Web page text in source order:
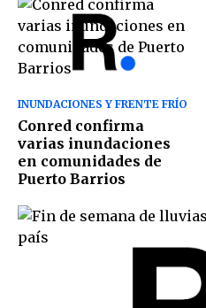
INUNDACIONES Y FRENTE FRÍO
Conred confirma
varias inundaciones
en comunidades de
Puerto Barrios